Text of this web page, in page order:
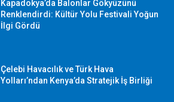
Kapadokya’da Balonlar Gökyüzünü
Renklendirdi: Kültür Yolu Festivali Yoğun
İlgi Gördü
Çelebi Havacılık ve Türk Hava
Yolları’ndan Kenya’da Stratejik İş Birliği